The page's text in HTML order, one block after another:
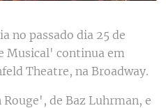
no passado dia 25 de
Musical' continua em
Theatre, na Broadway.
de Baz Luhrman, e